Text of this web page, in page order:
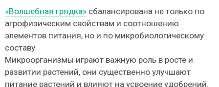
«Волшебная грядка» сбалансирована не только по
агрофизическим свойствам и соотношению
элементов питания, но и по микробиологическому
составу.
Микроорганизмы играют важную роль в росте и
развитии растений, они существенно улучшают
питание растений и влияют на усвоение удобрений.